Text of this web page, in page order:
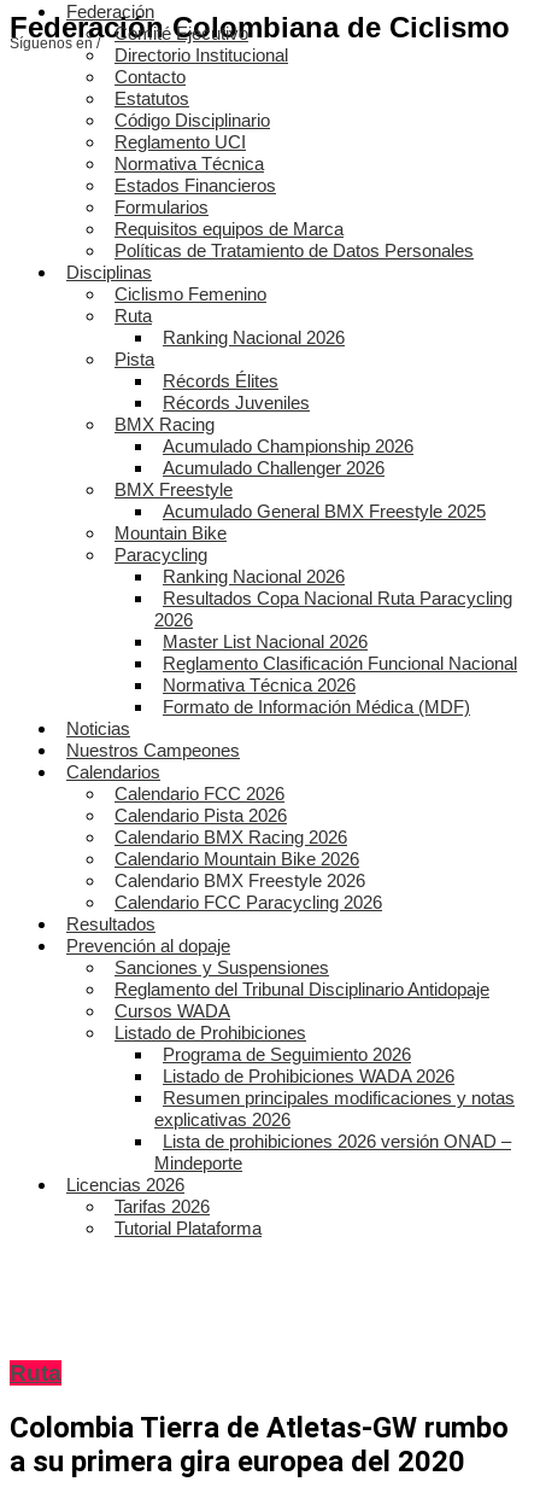
Federación Colombiana de Ciclismo
Síguenos en /
Federación
Comité Ejecutivo
Directorio Institucional
Contacto
Estatutos
Código Disciplinario
Reglamento UCI
Normativa Técnica
Estados Financieros
Formularios
Requisitos equipos de Marca
Políticas de Tratamiento de Datos Personales
Disciplinas
Ciclismo Femenino
Ruta
Ranking Nacional 2026
Pista
Récords Élites
Récords Juveniles
BMX Racing
Acumulado Championship 2026
Acumulado Challenger 2026
BMX Freestyle
Acumulado General BMX Freestyle 2025
Mountain Bike
Paracycling
Ranking Nacional 2026
Resultados Copa Nacional Ruta Paracycling
2026
Master List Nacional 2026
Reglamento Clasificación Funcional Nacional
Normativa Técnica 2026
Formato de Información Médica (MDF)
Noticias
Nuestros Campeones
Calendarios
Calendario FCC 2026
Calendario Pista 2026
Calendario BMX Racing 2026
Calendario Mountain Bike 2026
Calendario BMX Freestyle 2026
Calendario FCC Paracycling 2026
Resultados
Prevención al dopaje
Sanciones y Suspensiones
Reglamento del Tribunal Disciplinario Antidopaje
Cursos WADA
Listado de Prohibiciones
Programa de Seguimiento 2026
Listado de Prohibiciones WADA 2026
Resumen principales modificaciones y notas
explicativas 2026
Lista de prohibiciones 2026 versión ONAD –
Mindeporte
Licencias 2026
Tarifas 2026
Tutorial Plataforma
Ruta
Colombia Tierra de Atletas-GW rumbo
a su primera gira europea del 2020